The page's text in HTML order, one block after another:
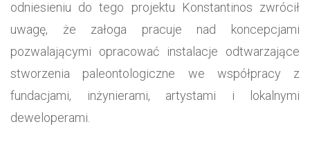
odniesieniu do tego projektu Konstantinos zwrócił
uwagę, że załoga pracuje nad koncepcjami
pozwalającymi opracować instalacje odtwarzające
stworzenia paleontologiczne we współpracy z
fundacjami, inżynierami, artystami i lokalnymi
deweloperami.